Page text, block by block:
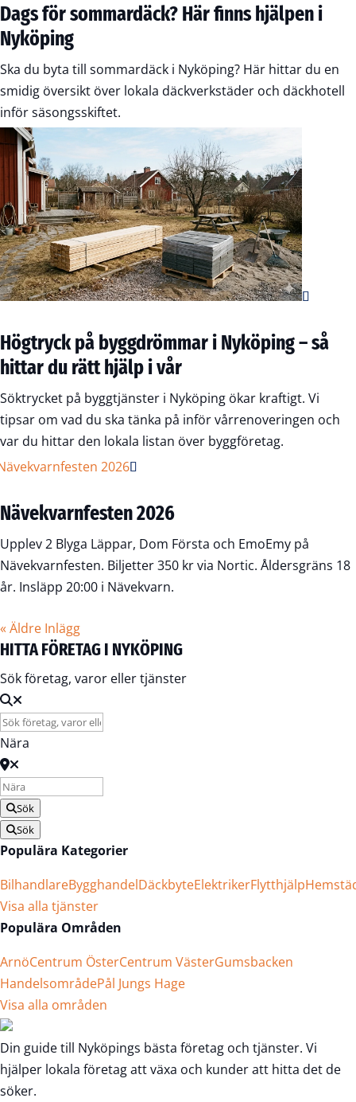
Dags för sommardäck? Här finns hjälpen i
Nyköping
Ska du byta till sommardäck i Nyköping? Här hittar du en
smidig översikt över lokala däckverkstäder och däckhotell
inför säsongsskiftet.
Högtryck på byggdrömmar i Nyköping – så
hittar du rätt hjälp i vår
Söktrycket på byggtjänster i Nyköping ökar kraftigt. Vi
tipsar om vad du ska tänka på inför vårrenoveringen och
var du hittar den lokala listan över byggföretag.
Nävekvarnfesten 2026
Upplev 2 Blyga Läppar, Dom Första och EmoEmy på
Nävekvarnfesten. Biljetter 350 kr via Nortic. Åldersgräns 18
år. Insläpp 20:00 i Nävekvarn.
« Äldre Inlägg
HITTA FÖRETAG I NYKÖPING
Sök företag, varor eller tjänster
Nära
Sök
Sök
Populära Kategorier
BilhandlareBygghandelDäckbyteElektrikerFlytthjälp
Visa alla tjänster
Populära Områden
ArnöCentrum ÖsterCentrum VästerGumsbacken
HandelsområdePål Jungs Hage
Visa alla områden
Din guide till Nyköpings bästa företag och tjänster. Vi
hjälper lokala företag att växa och kunder att hitta det de
söker.